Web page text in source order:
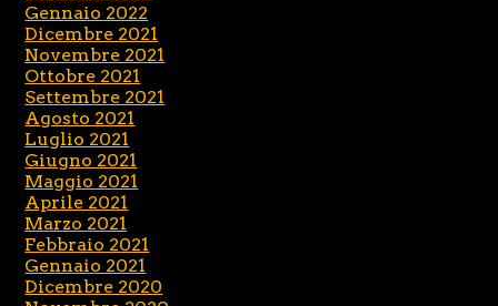
Gennaio 2022
Dicembre 2021
Novembre 2021
Ottobre 2021
Settembre 2021
Agosto 2021
Luglio 2021
Giugno 2021
Maggio 2021
Aprile 2021
Marzo 2021
Febbraio 2021
Gennaio 2021
Dicembre 2020